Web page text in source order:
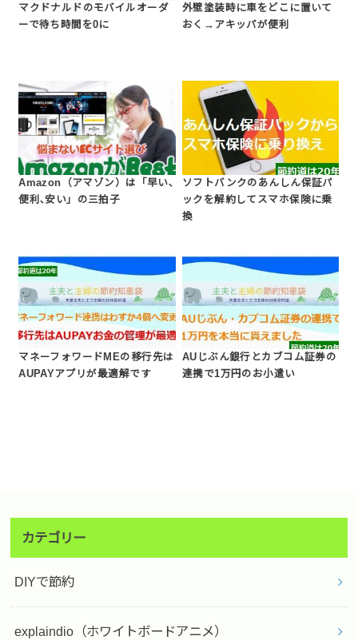
マクドナルドのモバイルオーダ
ーで待ち時間を0に
外壁塗装時に車をどこに置いて
おく→アキッパが便利
Amazon（アマゾン）は「早い､
便利､安い」の三拍子
ソフトバンクのあんしん保証パ
ックを解約してスマホ保険に乗
換
マネーフォワードMEの移行先は
AUPAYアプリが最適解です
AUじぶん銀行とカブコム証券の
連携で1万円のお小遣い
カテゴリー
DIYで節約
explaindio（ホワイトボードアニメ）